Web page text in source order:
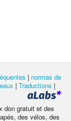
| normas de
| Traductions |
don gratuit et des
des vélos, des